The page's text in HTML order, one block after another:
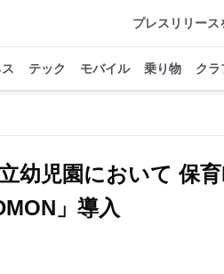
プレスリリース
テック モバイル 乗り物 クラ
幼児園において 保
」導入